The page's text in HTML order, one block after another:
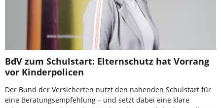
BdV zum Schulstart: Elternschutz hat Vorrang
vor Kinderpolicen
Der Bund der Versicherten nutzt den nahenden Schulstart für
eine Beratungsempfehlung – und setzt dabei eine klare